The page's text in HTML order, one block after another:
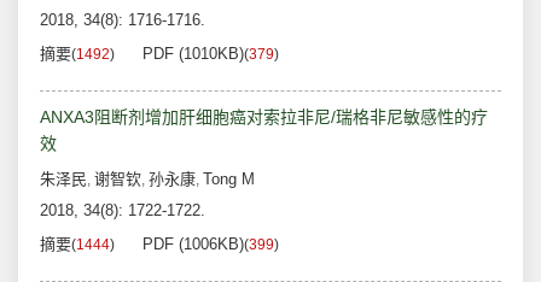
2018, 34(8): 1716-1716.
摘要(1492) PDF (1010KB)(379)
ANXA3阻断剂增加肝细胞癌对索拉非尼/瑞格非尼敏感性的疗
效
朱泽民, 谢智钦, 孙永康, Tong M
2018, 34(8): 1722-1722.
摘要(1444) PDF (1006KB)(399)